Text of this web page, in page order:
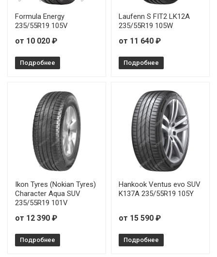
Pirelli Scorpion Verde 295/40R21 111Y
Pirelli Scorpion Verde 215/55R18 99V
Pirelli Scorpion Verde 225/55R17 97H
Pirelli Scorpion Verde 235/55R18 100W
Pirelli Scorpion Verde 235/55R19 105V
Pirelli Scorpion Verde 235/60R18 103W
Pirelli Scorpion Verde 235/65R17 108V
Pirelli Scorpion Verde 235/65R17 108V
Pirelli Scorpion Verde 255/45R20 105W
Pirelli Scorpion Verde 275/50R20 109W
Formula Energy
235/55R19 105V
от 10 020 ₽
Подробнее
Laufenn S FIT2 LK12A
235/55R19 105W
от 11 640 ₽
Подробнее
Ikon Tyres (Nokian Tyres)
Character Aqua SUV
235/55R19 101V
от 12 390 ₽
Подробнее
Hankook Ventus evo SUV
K137A 235/55R19 105Y
от 15 590 ₽
Подробнее